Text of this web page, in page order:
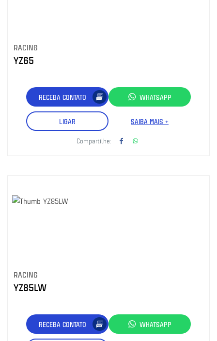
RACING
YZ65
RECEBA CONTATO WHATSAPP
LIGAR SAIBA MAIS +
Compartilhe:
RACING
YZ85LW
RECEBA CONTATO WHATSAPP